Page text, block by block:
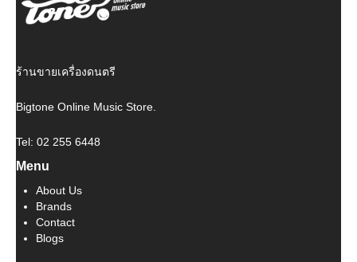
ร้านขายเครื่องดนตรี
Bigtone Online Music Store.
Tel: 02 255 6448
Menu
About Us
Brands
Contact
Blogs